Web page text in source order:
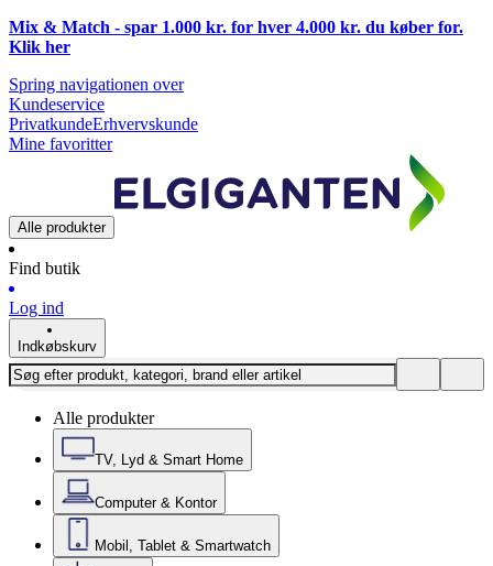
Mix & Match - spar 1.000 kr. for hver 4.000 kr. du køber for.
Klik her
Spring navigationen over
Kundeservice
PrivatkundeErhvervskunde
Mine favoritter
Alle produkter
Find butik
Log ind
Indkøbskurv
Alle produkter
TV, Lyd & Smart Home
Computer & Kontor
Mobil, Tablet & Smartwatch